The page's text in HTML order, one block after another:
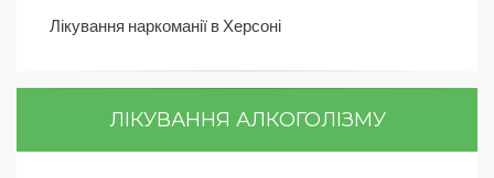
Лікування наркоманії в Херсоні
ЛІКУВАННЯ АЛКОГОЛІЗМУ